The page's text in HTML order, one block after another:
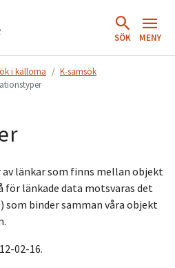
SÖK MENY
i källorna
K-samsök
länkar som finns mellan objekt
för länkade data motsvaras det
som binder samman våra objekt
02-16.